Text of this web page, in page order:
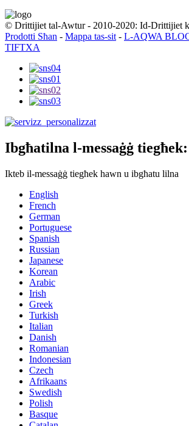
© Drittijiet tal-Awtur - 2010-2020: Id-Drittijiet
Prodotti Sħan - Mappa tas-sit - L-AQWA
TIFTXA
Ibgħatilna l-messaġġ tiegħek:
Ikteb il-messaġġ tiegħek hawn u ibgħatu lilna
English
French
German
Portuguese
Spanish
Russian
Japanese
Korean
Arabic
Irish
Greek
Turkish
Italian
Danish
Romanian
Indonesian
Czech
Afrikaans
Swedish
Polish
Basque